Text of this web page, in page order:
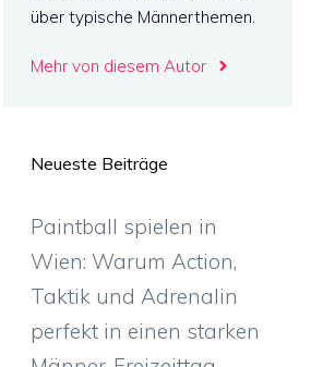
über typische Männerthemen.
Mehr von diesem Autor
Neueste Beiträge
Paintball spielen in
Wien: Warum Action,
Taktik und Adrenalin
perfekt in einen starken